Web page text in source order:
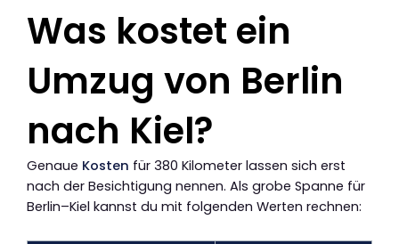
Was kostet ein
Umzug von Berlin
nach Kiel?
Genaue Kosten für 380 Kilometer lassen sich erst
nach der Besichtigung nennen. Als grobe Spanne für
Berlin–Kiel kannst du mit folgenden Werten rechnen: